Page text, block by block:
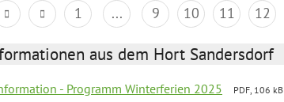
1 ... 9 10 11 12
aus dem Hort Sandersdorf
- Programm Winterferien 2025 PDF, 106 kB